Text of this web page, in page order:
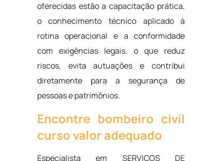
oferecidas estão a capacitação prática,
o conhecimento técnico aplicado à
rotina operacional e a conformidade
com exigências legais, o que reduz
riscos, evita autuações e contribui
diretamente para a segurança de
pessoas e patrimônios.
Encontre bombeiro civil
curso valor adequado
Especialista em SERVIÇOS DE